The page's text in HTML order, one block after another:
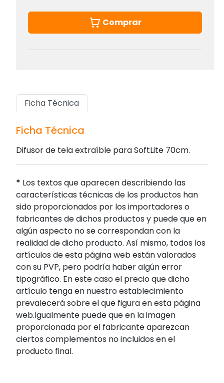
Comprar
Ficha Técnica
Ficha Técnica
Difusor de tela extraíble para SoftLite 70cm.
* Los textos que aparecen describiendo las
características técnicas de los productos han
sido proporcionados por los importadores o
fabricantes de dichos productos y puede que en
algún aspecto no se correspondan con la
realidad de dicho producto. Así mismo, todos los
artículos de esta página web están valorados
con su PVP, pero podría haber algún error
tipográfico. En este caso el precio que dicho
artículo tenga en nuestro establecimiento
prevalecerá sobre el que figura en esta página
web.Igualmente puede que en la imagen
proporcionada por el fabricante aparezcan
ciertos complementos no incluidos en el
producto final.